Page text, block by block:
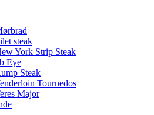
steak
York Strip Steak
Eye
Steak
Tournedos
Major